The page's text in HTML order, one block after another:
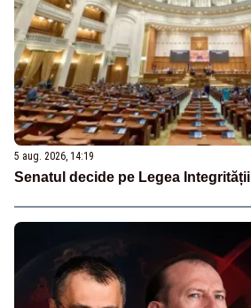
5 aug. 2026, 14:19
Senatul decide pe Legea Integrității